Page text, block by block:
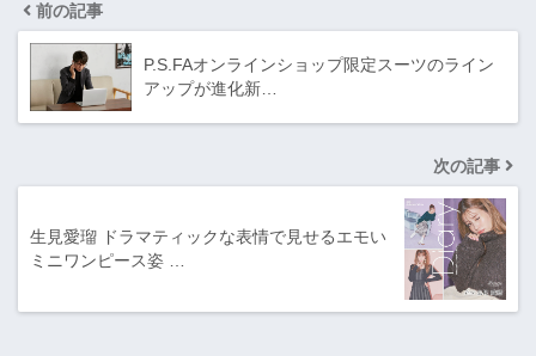
前の記事
P.S.FAオンラインショップ限定スーツのライン
アップが進化新…
次の記事
生見愛瑠 ドラマティックな表情で見せるエモい
ミニワンピース姿 …